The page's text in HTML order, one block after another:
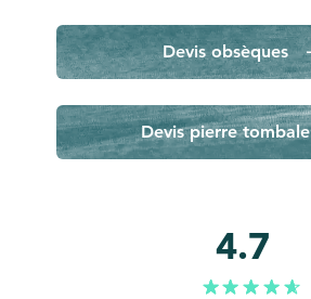
Devis obsèques
Devis pierre tombale
4.7